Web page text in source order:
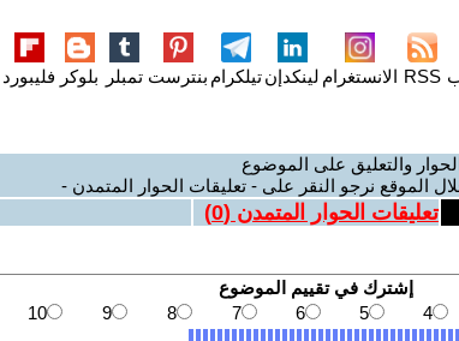
RSS الانستغرام لينكدإنتيلكرام بنترست تمبلر بلوكر فليبورد
والتعليق على الموضوع
الموقع نرجو النقر على - تعليقات الحوار المتمدن -
تعليقات الحوار المتمدن (0
)